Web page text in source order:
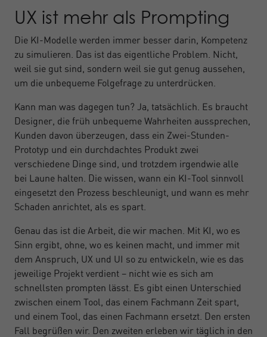
UX ist mehr als Prompting
Die KI-Modelle werden immer besser darin, Kompetenz
zu simulieren. Das ist das eigentliche Problem. Nicht,
weil sie gut sind, sondern weil sie gut genug aussehen,
um die unbequeme Folgefrage zu unterdrücken.
Kann man was dagegen tun? Ja, tatsächlich. Es braucht
Designer, die früh unbequeme Wahrheiten aussprechen,
Kunden davon überzeugen, dass ein Zwei-Stunden-
Prototyp und ein durchdachtes Produkt zwei
verschiedene Dinge sind, und trotzdem irgendwie alle
bei Laune halten. Die wissen, wann ein KI-Tool sinnvoll
eingesetzt den Prozess beschleunigt, und wann es mehr
Schaden anrichtet, als es spart.
Genau das ist die Arbeit, die wir machen. Mit KI, wo es
Sinn ergibt, ohne, wo es keinen macht, und immer mit
dem Anspruch, UX und UI so zu entwickeln, wie es das
jeweilige Projekt verdient – nicht wie es sich am
schnellsten prompten lässt. Es gibt einen Unterschied
zwischen einem Tool, das einem Fachmann Zeit spart,
und einem Tool, das einen Fachmann ersetzt. Den ersten
Fall begrüßen wir. Den zweiten erleben wir täglich in den